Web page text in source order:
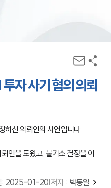
자 사기 혐의 의뢰
하신 의뢰인의 사연입니다.
인을 도왔고, 불기소 결정을 이
: 2025-01-20 저자 : 박동일